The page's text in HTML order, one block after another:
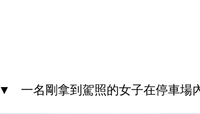
▼ 一名剛拿到駕照的女子在停車場